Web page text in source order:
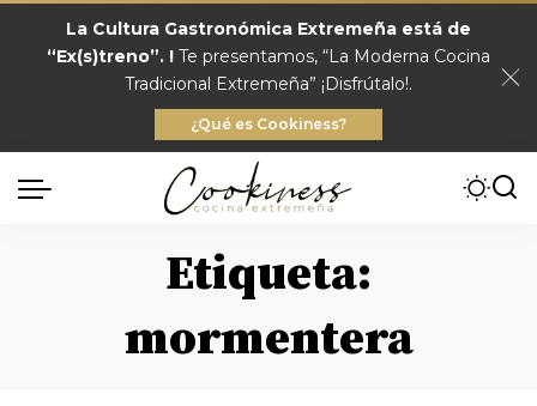
La Cultura Gastronómica Extremeña está de
“Ex(s)treno”. ! Te presentamos, “La Moderna Cocina
Tradicional Extremeña” ¡Disfrútalo!.
¿Qué es Cookiness?
Etiqueta:
mormentera